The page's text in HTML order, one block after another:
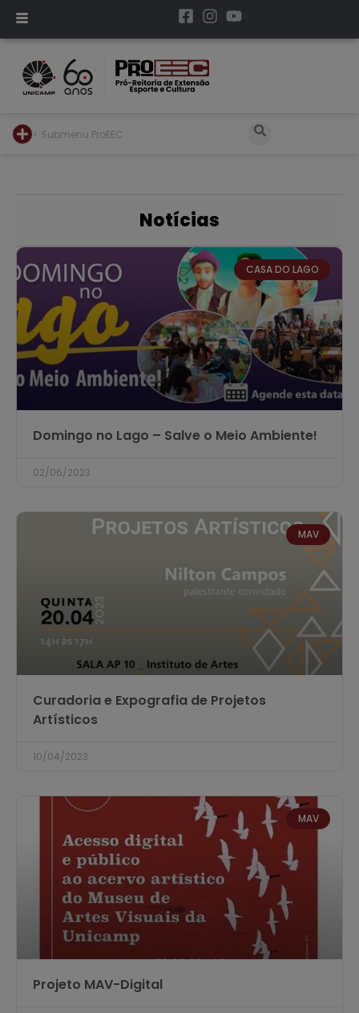
< Submenu ProEEC
Notícias
CASA DO LAGO
Domingo no Lago – Salve o Meio Ambiente!
02/06/2023
MAV
Curadoria e Expografia de Projetos
Artísticos
10/04/2023
MAV
Projeto MAV-Digital